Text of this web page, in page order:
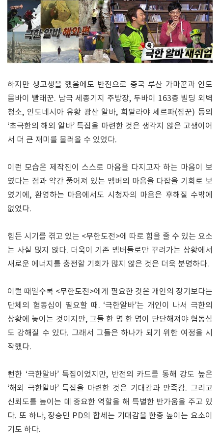
하지만 생고생을 했음에도 반전으로 중국 루산 가마꾼과 인도
뭄바이 빨래꾼. 남극 세종기지 주방장, 두바이 163층 빌딩 외벽
청소, 인도네시아 유황 광산 알바, 희말라야 셰르파(짐꾼) 등의
‘초극한의 해외 알바’ 특집을 마련한 것은 생각지 않은 고생이어
서 더 큰 재미를 불러올 수 있었다.
이런 모습은 제작진이 스스로 마음을 다지고자 하는 마음이 보
였다는 점과 약간 풀어져 있는 멤버의 마음을 다잡을 기회로 보
였기에, 환영하는 마음에서도 시청자의 마음은 후해질 수밖에
없었다.
힘든 시기를 겪고 있는 <무한도전>에 따로 힘을 줄 수 있는 요소
는 사실 많지 않다. 더욱이 기존 멤버들로만 꾸려가는 상황에서
새로운 에너지를 충전할 기회가 많지 않은 것은 더욱 분명하다.
이럴 때일수록 <무한도전>에게 필요한 것은 개인의 장기보다는
단체의 협동심이 필요할 때. ‘극한알바’는 개인이 나서 극한의
상황에 놓이는 것이지만, 그들 한 명 한 명이 단단해져야 협동심
도 강해질 수 있다. 그래서 그들은 하나가 되기 위한 여정을 시
작했다.
뻔한 ‘극한알바’ 특집이었지만, 반전의 카드를 통해 강도 높은
‘해외 극한알바’ 특집을 마련한 것은 기대감과 만족감. 그리고
신뢰도를 높이는 데 중요한 역할을 해 특별한 반가움을 주고 있
다. 또 하나, 장승민 PD의 합세는 기대감을 한층 높이는 요소이
기도 하다.